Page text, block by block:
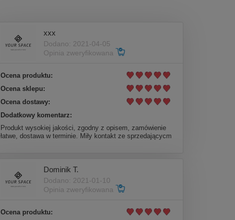
xxx
Dodano: 2021-04-05
Opinia zweryfikowana
Ocena produktu:
Ocena sklepu:
Ocena dostawy:
Dodatkowy komentarz:
Produkt wysokiej jakości, zgodny z opisem, zamówienie
łatwe, dostawa w terminie. Miły kontakt ze sprzedającycm
Dominik T.
Dodano: 2021-01-10
Opinia zweryfikowana
Ocena produktu: